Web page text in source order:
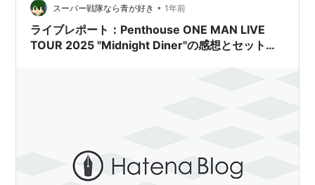
器を使ってい…
スーパー戦隊なら青が好き • 1年前
ライブレポート：Penthouse ONE MAN LIVE
TOUR 2025 "Midnight Diner"の感想とセットリ